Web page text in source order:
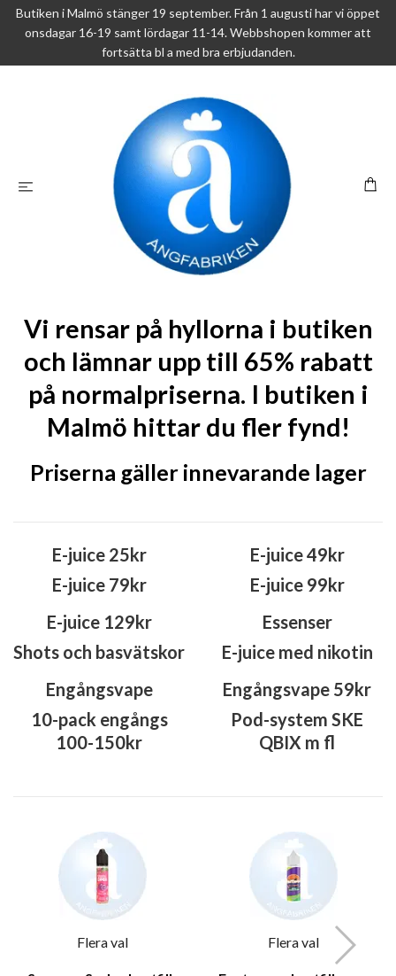
Butiken i Malmö stänger 19 september. Från 1 augusti har vi öppet
onsdagar 16-19 samt lördagar 11-14. Webbshopen kommer att
fortsätta bl a med bra erbjudanden.
Vi rensar på hyllorna i butiken
och lämnar upp till 65% rabatt
på normalpriserna. I butiken i
Malmö hittar du fler fynd!
Priserna gäller innevarande lager
E-juice 25kr
E-juice 49kr
E-juice 79kr
E-juice 99kr
E-juice 129kr
Essenser
Shots och basvätskor
E-juice med nikotin
Engångsvape
Engångsvape 59kr
10-pack engångs
100-150kr
Pod-system SKE
QBIX m fl
Flera val Flera val